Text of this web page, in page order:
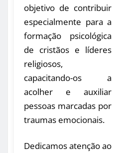
objetivo de contribuir
especialmente para a
formação psicológica
de cristãos e líderes
religiosos,
capacitando-os a
acolher e auxiliar
pessoas marcadas por
traumas emocionais.
Dedicamos atenção ao